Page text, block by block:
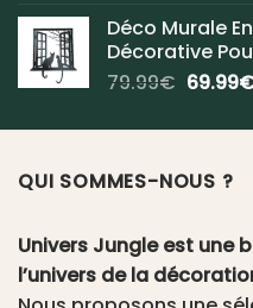
Déco Murale
Décorative
79.99€ Le
initial
79.99€.
69.99
QUI SOMMES-NOUS ?
Univers Jungle est une
l’univers de la